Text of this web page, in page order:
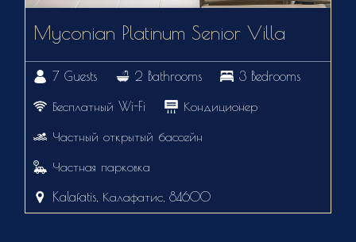
Myconian Platinum Senior Villa
7 Guests 2 Bathrooms 3 Bedrooms
Бесплатный Wi-Fi Кондиционер
Частный открытый бассейн
Частная парковка
Kalafatis, Калафатис, 84600